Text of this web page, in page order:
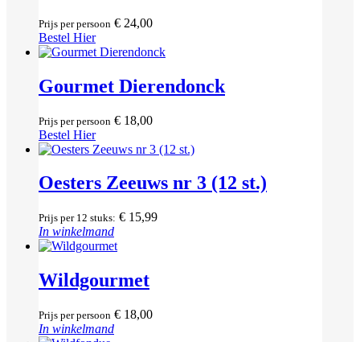
Prijs per persoon € 24,00
Bestel Hier
Gourmet Dierendonck
Prijs per persoon € 18,00
Bestel Hier
Oesters Zeeuws nr 3 (12 st.)
Prijs per 12 stuks: € 15,99
In winkelmand
Wildgourmet
Prijs per persoon € 18,00
In winkelmand